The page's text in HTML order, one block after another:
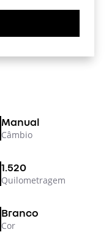
Manual
Câmbio
Branco
Cor
1.520
Quilometragem